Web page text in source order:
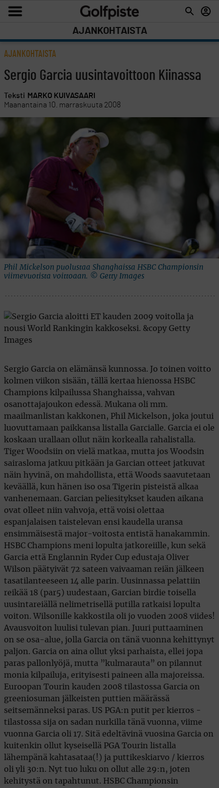
AJANKOHTAISTA
AJANKOHTAISTA
Sergio Garcia uusintavoittoon Kiinassa
Teksti MARKO KUIVASAARI
Maanantaina 10. marraskuuta 2008
Phil Mickelson puolustaa Shanghaissa HSBC Championsin
viimevuotista voittoaan. © Getty Images
Sergio Garcia on elämänsä kunnossa. Jo toinen voitto
kolmen viikon sisään, tällä kertaa hienossa HSBC
Champions kilpailussa Shanghaissa, vahvan
osanottajajoukon edessä. Mukana oli mm.
maailmanlistan kakkonen, Phil Mickelson, joka joutui
luovuttamaan paikkansa listalla Garcialle. Garcia ei ole
koskaan urallaan ollut näin korkealla rahalistalla.
Tiger Woodsiin on vielä matkaa, mutta jos Woodsin
sairasloma jatkuu pitkään ja Garcian otteet jatkuvat
näin hyvinä, on mahdollista, että Woods saavutetaan
keväällä, kun hänen iso osa Tigerin pisteistä alkaa
vanhenemaan. Garcian peliesitykset kauden aikana
ovat olleet niin vahvoja, että voisi olettaa
espanjalaisen taistelevan ensi kaudella uransa
ensimmäisestä major-voitosta entistä hanakammin.
HSBC Champions meni lopulta jatkoreiille, kun sekä
Garcia että Englannin Ryder Cup edustaja Oliver
Wilson päätyivät 72 sateen vaivaaman reiän jälkeen
tasatilanteeseen 14 alle parin. Uusinnassa pelattiin
reikää 18 (par5) uudestaan, Garcian birdie toisella
uusintareiällä nelimetrisellä putilla ratkaisi lopulta
voiton. Wilsonille kakkostila oli jo vuoden 2008 viides!
Avausvoiton luulisi tulevan pian. Juuri puttaaminen
on se osa-alue, jolla Garcia on tänä vuonna kehittynyt
paljon. Garcia on aina ollut yksi parhaista, ellei jopa
paras pallonlyöjä, mutta ”kulmarauta” on pilannut
monia kilpailuja, erityisesti paineen alla majoreissa.
Euroopan Tourin kauden 2008 tilastossa Garcia on
greeniosuman jälkeisten puttien määrässä
seitsemänneksi paras. US PGA:n putit per kierros -
tilastossa sija on sadan nurkilla tänä vuonna, viime
vuonna Garcia oli 17. Sitä edeltävinä vuosina Garcia on
kuitenkin ollut kyseisellä PGA Tourin listalla
lähempänä kahtasataa(!) ja puttikeskiarvo / kierros
oli yli 30:n. Nyt tuo luku on ollut alle 29:n, joten
kehitystä on tapahtunut. HSBC Championsin